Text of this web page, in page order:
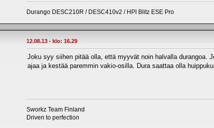
Durango DESC210R / DESC410v2 / HPI Blitz ESE Pro
12.08.13 - klo: 16.29
Joku syy siihen pitää olla, että myyvät noin halvalla durangoa.
ajaa ja kestää paremmin vakio-osilla. Dura saattaa olla
Sworkz Team Finland
Driven to perfection